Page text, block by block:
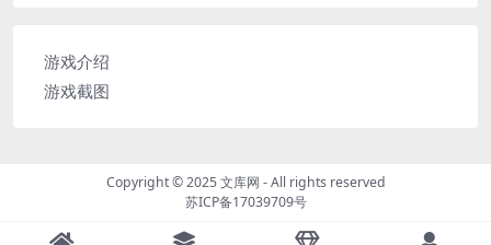
游戏介绍
游戏截图
Copyright © 2025文库网 - All rights reserved
苏ICP备17039709号